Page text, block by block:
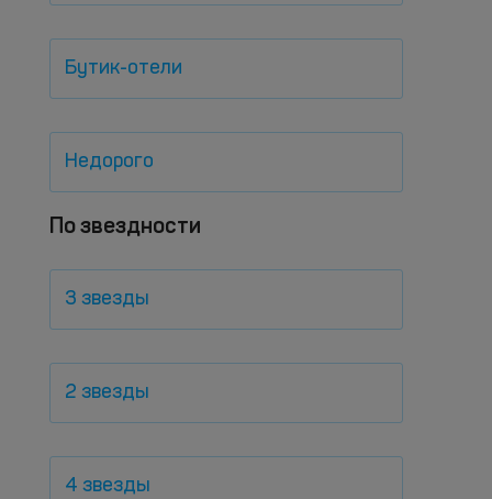
Бутик-отели
Недорого
По звездности
3 звезды
2 звезды
4 звезды